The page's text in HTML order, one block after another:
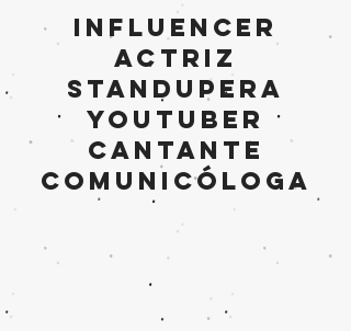
INFLUENCER
ACTRIZ
standuperA
YOUTUBER
cantante
comunicóloga